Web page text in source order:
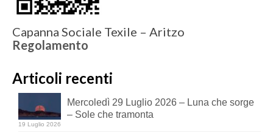
Capanna Sociale Texile – Aritzo
Regolamento
Articoli recenti
Mercoledì 29 Luglio 2026 – Luna che sorge
– Sole che tramonta
19 Luglio 2026